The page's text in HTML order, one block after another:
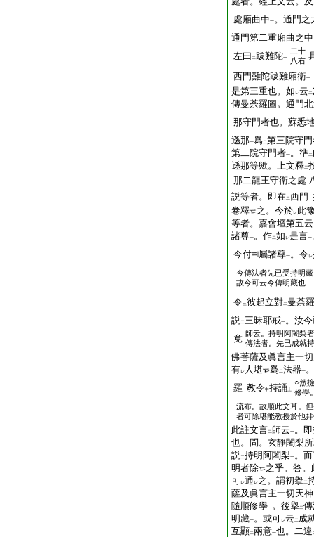
處廂曲中一。通門之
通門第二重廂曲之中
左曰 二跋難陀一
二十
八右
西門難陀跋難廂衞一
是第三重也。如 レ云 二
傳曼荼羅圖。通門
那守門者也。蘇悉
遜那一爲二第三院守
第二院守門者一。準二
遜那等歟。上文釋二
那二龍王守衞之處
説等者。即在二西門 一
卷釋
之。今於レ此
等者。嘉會壇第五
諸尊一。作二如 レ是言一
今付
屬諸尊一。令レ
今傳法者先已受持明
故今可云令傳明藏也
令三彼起立對二 曼荼
説二三昧耶戒一。汝
竟 師云。持明阿闍梨
傳法者。先已成就
佛菩薩及眞言主一
有レ 人堪 爲二法器一
羅一教令中持誦 上
○然
修學
流布。故順此文耳。
者可除堪能教授於他
此註文言二師云一。
也。問。玄靜闍梨
説二持明阿闍梨一。
明者除
之乎。答。
可レ通 レ之。謂初擧二
薩及眞言主一切天
隨順修學一。後擧二
明藏一。或可レ云 二 成
互顯二兩意一也。二違